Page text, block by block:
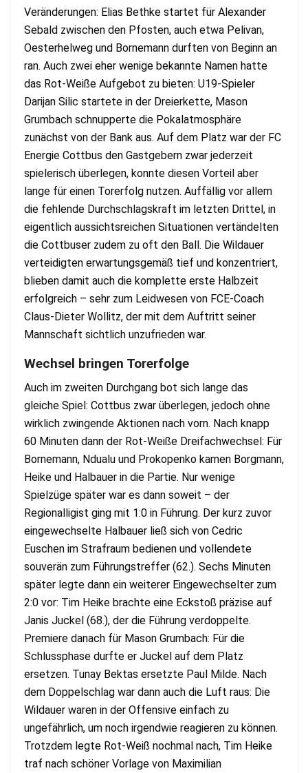
Veränderungen: Elias Bethke startet für Alexander
Sebald zwischen den Pfosten, auch etwa Pelivan,
Oesterhelweg und Bornemann durften von Beginn an
ran. Auch zwei eher wenige bekannte Namen hatte
das Rot-Weiße Aufgebot zu bieten: U19-Spieler
Darijan Silic startete in der Dreierkette, Mason
Grumbach schnupperte die Pokalatmosphäre
zunächst von der Bank aus. Auf dem Platz war der FC
Energie Cottbus den Gastgebern zwar jederzeit
spielerisch überlegen, konnte diesen Vorteil aber
lange für einen Torerfolg nutzen. Auffällig vor allem
die fehlende Durchschlagskraft im letzten Drittel, in
eigentlich aussichtsreichen Situationen vertändelten
die Cottbuser zudem zu oft den Ball. Die Wildauer
verteidigten erwartungsgemäß tief und konzentriert,
blieben damit auch die komplette erste Halbzeit
erfolgreich – sehr zum Leidwesen von FCE-Coach
Claus-Dieter Wollitz, der mit dem Auftritt seiner
Mannschaft sichtlich unzufrieden war.
Wechsel bringen Torerfolge
Auch im zweiten Durchgang bot sich lange das
gleiche Spiel: Cottbus zwar überlegen, jedoch ohne
wirklich zwingende Aktionen nach vorn. Nach knapp
60 Minuten dann der Rot-Weiße Dreifachwechsel: Für
Bornemann, Ndualu und Prokopenko kamen Borgmann,
Heike und Halbauer in die Partie. Nur wenige
Spielzüge später war es dann soweit – der
Regionalligist ging mit 1:0 in Führung. Der kurz zuvor
eingewechselte Halbauer ließ sich von Cedric
Euschen im Strafraum bedienen und vollendete
souverän zum Führungstreffer (62.). Sechs Minuten
später legte dann ein weiterer Eingewechselter zum
2:0 vor: Tim Heike brachte eine Eckstoß präzise auf
Janis Juckel (68.), der die Führung verdoppelte.
Premiere danach für Mason Grumbach: Für die
Schlussphase durfte er Juckel auf dem Platz
ersetzen. Tunay Bektas ersetzte Paul Milde. Nach
dem Doppelschlag war dann auch die Luft raus: Die
Wildauer waren in der Offensive einfach zu
ungefährlich, um noch irgendwie reagieren zu können.
Trotzdem legte Rot-Weiß nochmal nach, Tim Heike
traf nach schöner Vorlage von Maximilian